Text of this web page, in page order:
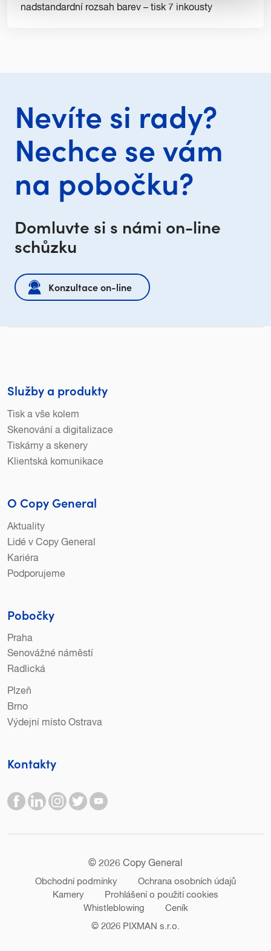
nadstandardní rozsah barev – tisk 7 inkousty
Nevíte si rady?
Nechce se vám
na pobočku?
Domluvte si s námi on-line
schůzku
Konzultace on-line
Služby a produkty
Tisk a vše kolem
Skenování a digitalizace
Tiskárny a skenery
Klientská komunikace
O Copy General
Aktuality
Lidé v Copy General
Kariéra
Podporujeme
Pobočky
Praha
Senovážné náměstí
Radlická
Plzeň
Brno
Výdejní místo Ostrava
Kontakty
© 2026 Copy General
Obchodní podmínky
Ochrana osobních údajů
Kamery
Prohlášení o použití cookies
Whistleblowing
Ceník
© 2026 PIXMAN s.r.o.